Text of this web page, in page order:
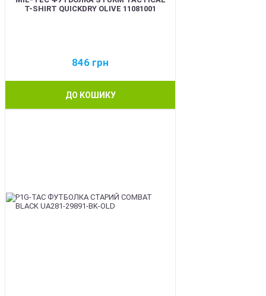
T-SHIRT QUICKDRY OLIVE 11081001
846 грн
ДО КОШИКУ